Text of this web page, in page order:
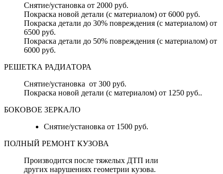
Снятие/установка от 2000 руб.
Покраска новой детали (с материалом) от 6000 руб.
Покраска детали до 30% повреждения (с материалом) от
6500 руб.
Покраска детали до 50% повреждения (с материалом) от
6000 руб.
РЕШЕТКА РАДИАТОРА
Снятие/установка от 300 руб.
Покраска новой детали (с материалом) от 1250 руб..
БОКОВОЕ ЗЕРКАЛО
Снятие/установка от 1500 руб.
ПОЛНЫЙ РЕМОНТ КУЗОВА
Производится после тяжелых ДТП или
других нарушениях геометрии кузова.